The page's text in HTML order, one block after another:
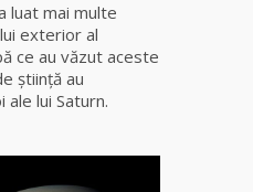
leacuri
Rodica
luat mai multe
exterior al
ce au văzut aceste
ştiinţă au
lui Saturn.